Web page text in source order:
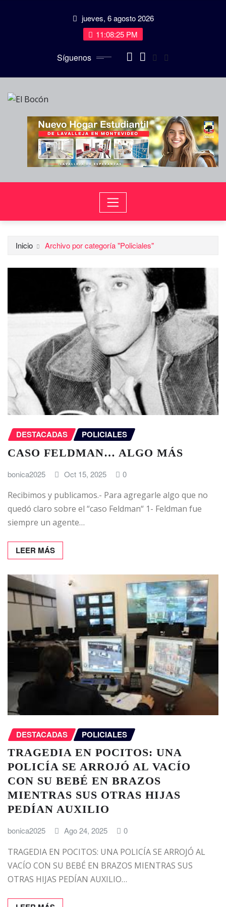
jueves, 6 agosto 2026
11:08:26 PM
Síguenos
Inicio Archivo por categoría "Policiales"
DESTACADAS POLICIALES
CASO FELDMAN… ALGO MÁS
bonica2025 Oct 15, 2025 0
Recibimos y publicamos.- Para agregarle algo que no
quedó claro sobre el “caso Feldman“ 1- Feldman fue
siempre un agente…
LEER MÁS
DESTACADAS POLICIALES
TRAGEDIA EN POCITOS: UNA
POLICÍA SE ARROJÓ AL VACÍO
CON SU BEBÉ EN BRAZOS
MIENTRAS SUS OTRAS HIJAS
PEDÍAN AUXILIO
bonica2025 Ago 24, 2025 0
TRAGEDIA EN POCITOS: UNA POLICÍA SE ARROJÓ AL
VACÍO CON SU BEBÉ EN BRAZOS MIENTRAS SUS
OTRAS HIJAS PEDÍAN AUXILIO…